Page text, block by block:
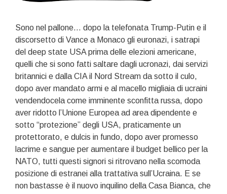
Sono nel pallone… dopo la telefonata Trump-Putin e il
discorsetto di Vance a Monaco gli euronazi, i satrapi
del deep state USA prima delle elezioni americane,
quelli che si sono fatti saltare dagli ucronazi, dai servizi
britannici e dalla CIA il Nord Stream da sotto il culo,
dopo aver mandato armi e al macello migliaia di ucraini
vendendocela come imminente sconfitta russa, dopo
aver ridotto l’Unione Europea ad area dipendente e
sotto “protezione” degli USA, praticamente un
protettorato, e dulcis in fundo, dopo aver promesso
lacrime e sangue per aumentare il budget bellico per la
NATO, tutti questi signori si ritrovano nella scomoda
posizione di estranei alla trattativa sull’Ucraina. E se
non bastasse è il nuovo inquilino della Casa Bianca, che